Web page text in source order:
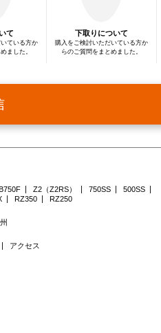
いて，当社所定の方法により，ユーザーに通知
に特に必要がある場合であって，本人の同意を得
た者が法令の定める事務を遂行することに対して
情報の提供先は第三者に該当しないものとします
報の取扱いの全部または一部を委託する場合
あって，その旨並びに共同して利用される個人情
ステムの保守・開発の全部または一部を外部に委
場合があります。 当社は、お客様の個人情報の
コン等の技術を使用しています。尚、クッキーに
て
ている方か
ました。
下取りについて
購入をご検討いただいている方か
らのご質問をまとめました。
Z2（Z2RS） 750SS
500SS
RZ350 RZ250
アクセス